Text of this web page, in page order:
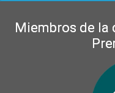
Miembros de